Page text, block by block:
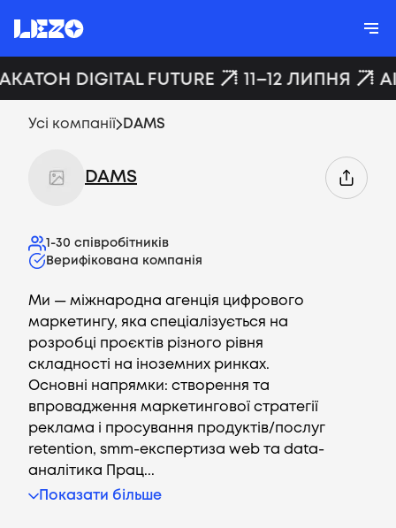
DIGITAL FUTURE 11–12 ЛИПНЯ
Усі компанії DAMS
DAMS
1-30 співробітників
Верифікована компанія
Ми — міжнародна агенція цифрового
маркетингу, яка спеціалізується на
розробці проєктів різного рівня
складності на іноземних ринках.
Основні напрямки: створення та
впровадження маркетингової стратегії
реклама і просування продуктів/послуг
retention, smm-експертиза web та data-
аналітика Прац...
Показати більше